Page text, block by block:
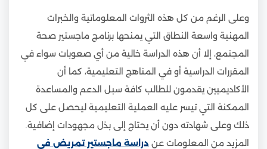
وعلى الرغم من كل هذه الثروات المعلوماتية والخبرات
المهنية واسعة النطاق التي يمنحها برنامج ماجستير صحة
المجتمع، إلا أن هذه الدراسة خالية من أي صعوبات سواء في
المقررات الدراسية أو في المناهج التعليمية، كما أن
الأكاديميين يقدمون للطالب كافة سبل الدعم والمساعدة
الممكنة التي تيسر عليه العملية التعليمية ليحصل على كل
ذلك وعلى شهادته دون أن يحتاج إلى بذل مجهودات إضافية.
المزيد من المعلومات عن دراسة ماجستير تمريض في